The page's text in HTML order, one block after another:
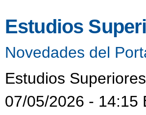
Estudios
Novedades del
Estudios
07/05/2026 - 14:15